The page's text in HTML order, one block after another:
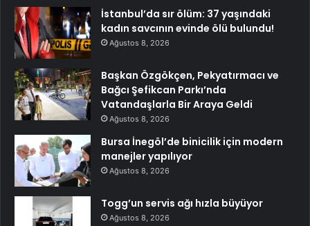
İstanbul’da sır ölüm: 37 yaşındaki
kadın savcının evinde ölü bulundu!
Ağustos 8, 2026
Başkan Özgökçen, Pekyatırmacı ve
Bağcı Şefikcan Parkı’nda
Vatandaşlarla Bir Araya Geldi
Ağustos 8, 2026
Bursa İnegöl’de binicilik için modern
manejler yapılıyor
Ağustos 8, 2026
Togg’un servis ağı hızla büyüyor
Ağustos 8, 2026